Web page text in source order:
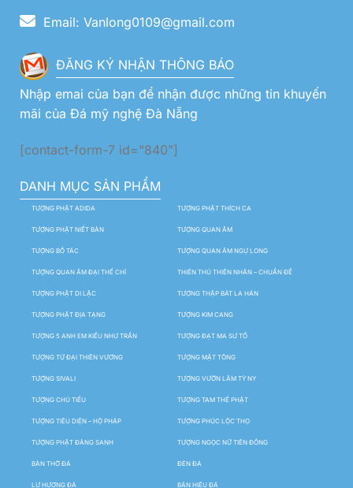
Email: Vanlong0109@gmail.com
ĐĂNG KÝ NHẬN THÔNG BÁO
Nhập emai của bạn để nhận được những tin khuyến
mãi của Đá mỹ nghệ Đà Nẵng
[contact-form-7 id="840"]
DANH MỤC SẢN PHẨM
TƯỢNG PHẬT ADIDA TƯỢNG PHẬT THÍCH CA
TƯỢNG PHẬT NIẾT BÀN TƯỢNG QUAN ÂM
TƯỢNG BỒ TÁC TƯỢNG QUAN ÂM NGỰ LONG
TƯỢNG QUAN ÂM ĐẠI THẾ CHÍ THIÊN THỦ THIÊN NHÃN – CHUẨN ĐỀ
TƯỢNG PHẬT DI LẶC TƯỢNG THẬP BÁT LA HÁN
TƯỢNG PHẬT ĐỊA TẠNG TƯỢNG KIM CANG
TƯỢNG 5 ANH EM KIỀU NHƯ TRẦN TƯỢNG ĐẠT MA SƯ TỔ
TƯỢNG TỨ ĐẠI THIÊN VƯƠNG TƯỢNG MẬT TÔNG
TƯỢNG SIVALI TƯỢNG VƯỜN LÂM TỲ NY
TƯỢNG CHÚ TIỂU TƯỢNG TAM THẾ PHẬT
TƯỢNG TIÊU DIỆN – HỘ PHÁP TƯỢNG PHÚC LỘC THỌ
TƯỢNG PHẬT ĐẢNG SANH TƯỢNG NGỌC NỮ TIÊN ĐỒNG
BÀN THỜ ĐÁ ĐÈN ĐÁ
LƯ HƯƠNG ĐÁ BẢN HIỆU ĐÁ